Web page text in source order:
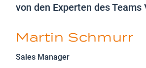
von den Experten des Teams
Martin Schmurr
Sales Manager